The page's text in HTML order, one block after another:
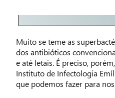
Muito se teme as
dos antibióticos
e até letais. É preciso,
Instituto de Infectologia
que podemos fazer para